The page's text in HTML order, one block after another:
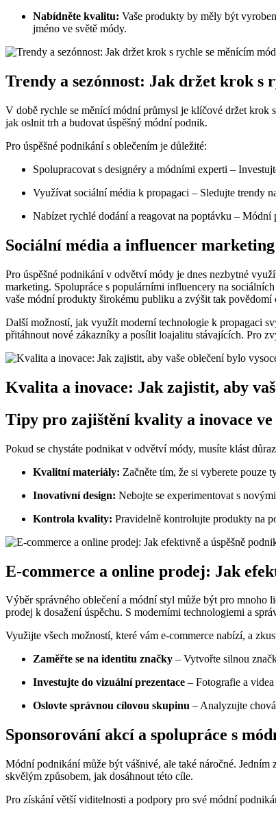
Nabídněte kvalitu: Vaše produkty by měly být
jméno ve světě módy.
Trendy a sezónnost: Jak držet krok s
V době rychle se měnící módní průmysl je klíčové držet krok
jak oslnit trh a budovat úspěšný módní podnik.
Pro úspěšné podnikání s oblečením je důležité:
Spolupracovat s designéry a módními experti –
Využívat sociální média k propagaci – Sledujte trendy
Nabízet rychlé dodání a reagovat na poptávku – Módní
Sociální média a influencer
Pro úspěšné podnikání v odvětví módy je dnes nezbytné
marketing. Spolupráce s populárními influencery na
vaše módní produkty širokému publiku a zvýšit tak povědomí
Další možností, jak využít moderní technologie k propagaci
přitáhnout nové zákazníky a posílit loajalitu stávajících. Pro
Kvalita a inovace: Jak zajistit, aby
Tipy pro zajištění kvality a inovace ve
Pokud se chystáte podnikat v odvětví módy, musíte klást
Kvalitní materiály: Začněte tím, že si vyberete pouze
Inovativní design: Nebojte se experimentovat s
Kontrola kvality: Pravidelně kontrolujte produkty na
E-commerce a online prodej: Jak
Výběr správného oblečení a módní styl může být pro mnoho
prodej k dosažení úspěchu. S moderními technologiemi a
Využijte všech možností, které vám e-commerce nabízí, a
Zaměřte se na identitu značky – Vytvořte silnou
Investujte do vizuální prezentace – Fotografie a
Oslovte správnou cílovou skupinu – Analyzujte
Sponsorování akcí a spolupráce s
Módní podnikání může být vášnivé, ale také náročné.
skvělým způsobem, jak dosáhnout této cíle.
Pro získání větší viditelnosti a podpory pro své módní